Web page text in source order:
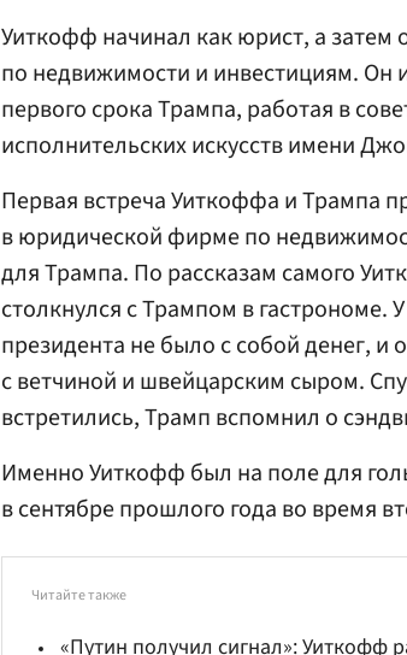
Уиткофф начинал как юрист, а
по недвижимости и инвестициям. Он
первого срока Трампа, работая в
исполнительских искусств имени
Первая встреча Уиткоффа и Трампа
в юридической фирме по
для Трампа. По рассказам самого
столкнулся с Трампом в гастрономе.
президента не было с собой денег, и
с ветчиной и швейцарским сыром.
встретились, Трамп вспомнил о
Именно Уиткофф был на поле для
в сентябре прошлого года во время
Читайте также
«Путин получил сигнал»: Уиткофф